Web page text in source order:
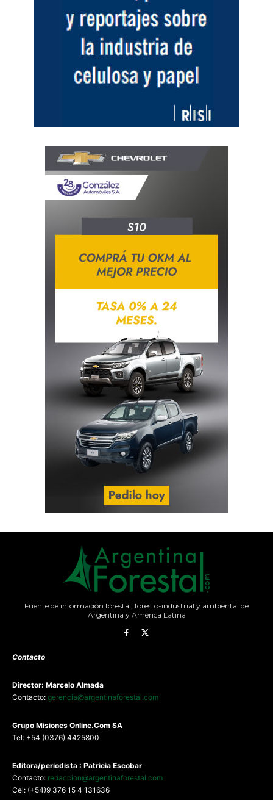
Fuente de información forestal, foresto-industrial y ambiental de
Argentina y América Latina
Contacto
Director: Marcelo Almada
Contacto: gerencia@argentinaforestal.com
Grupo Misiones Online.Com SA
Tel: +54 (0376) 4425800
Editora/periodista : Patricia Escobar
Contacto: redaccion@argentinaforestal.com
Cel: (+54)9 376 15 4 131636